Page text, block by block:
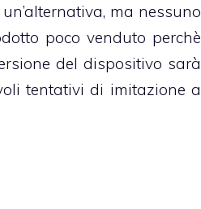
ma nessuno
poco venduto perchè
del dispositivo sarà
tentativi di imitazione a